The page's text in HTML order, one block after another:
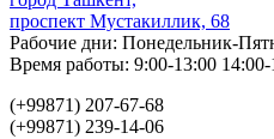
проспект Мустакиллик, 68
Рабочие дни: Понедельник-
Время работы: 9:00-13:00 14:00-
(+99871) 207-67-68
(+99871) 239-14-06